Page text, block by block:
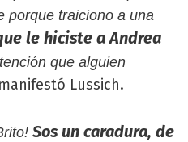
porque traiciono a una
le hiciste a Andrea
que alguien
manifestó Lussich.
Sos un caradura, de